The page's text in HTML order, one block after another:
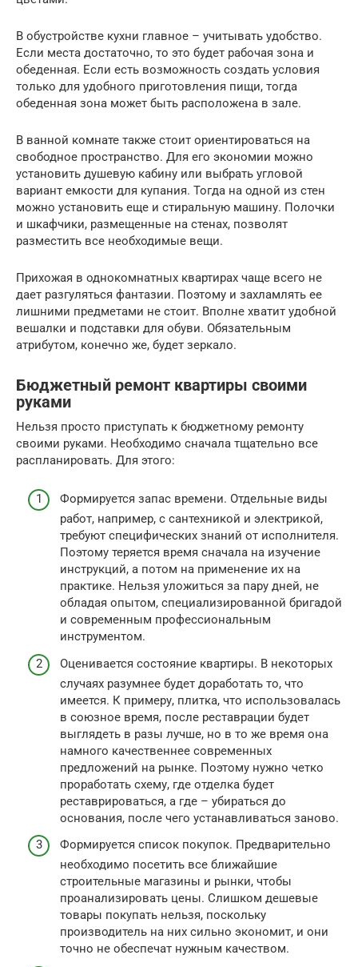
В обустройстве кухни главное – учитывать удобство.
Если места достаточно, то это будет рабочая зона и
обеденная. Если есть возможность создать условия
только для удобного приготовления пищи, тогда
обеденная зона может быть расположена в зале.
В ванной комнате также стоит ориентироваться на
свободное пространство. Для его экономии можно
установить душевую кабину или выбрать угловой
вариант емкости для купания. Тогда на одной из стен
можно установить еще и стиральную машину. Полочки
и шкафчики, размещенные на стенах, позволят
разместить все необходимые вещи.
Прихожая в однокомнатных квартирах чаще всего не
дает разгуляться фантазии. Поэтому и захламлять ее
лишними предметами не стоит. Вполне хватит удобной
вешалки и подставки для обуви. Обязательным
атрибутом, конечно же, будет зеркало.
Бюджетный ремонт квартиры своими
руками
Нельзя просто приступать к бюджетному ремонту
своими руками. Необходимо сначала тщательно все
распланировать. Для этого:
Формируется запас времени. Отдельные виды
работ, например, с сантехникой и электрикой,
требуют специфических знаний от исполнителя.
Поэтому теряется время сначала на изучение
инструкций, а потом на применение их на
практике. Нельзя уложиться за пару дней, не
обладая опытом, специализированной бригадой
и современным профессиональным
инструментом.
Оценивается состояние квартиры. В некоторых
случаях разумнее будет доработать то, что
имеется. К примеру, плитка, что использовалась
в союзное время, после реставрации будет
выглядеть в разы лучше, но в то же время она
намного качественнее современных
предложений на рынке. Поэтому нужно четко
проработать схему, где отделка будет
реставрироваться, а где – убираться до
основания, после чего устанавливаться заново.
Формируется список покупок. Предварительно
необходимо посетить все ближайшие
строительные магазины и рынки, чтобы
проанализировать цены. Слишком дешевые
товары покупать нельзя, поскольку
производитель на них сильно экономит, и они
точно не обеспечат нужным качеством.